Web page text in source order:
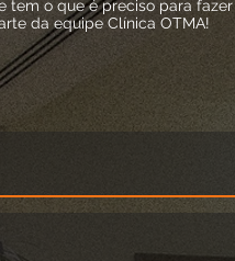
tem o que é preciso para
da equipe Clínica OTMA!